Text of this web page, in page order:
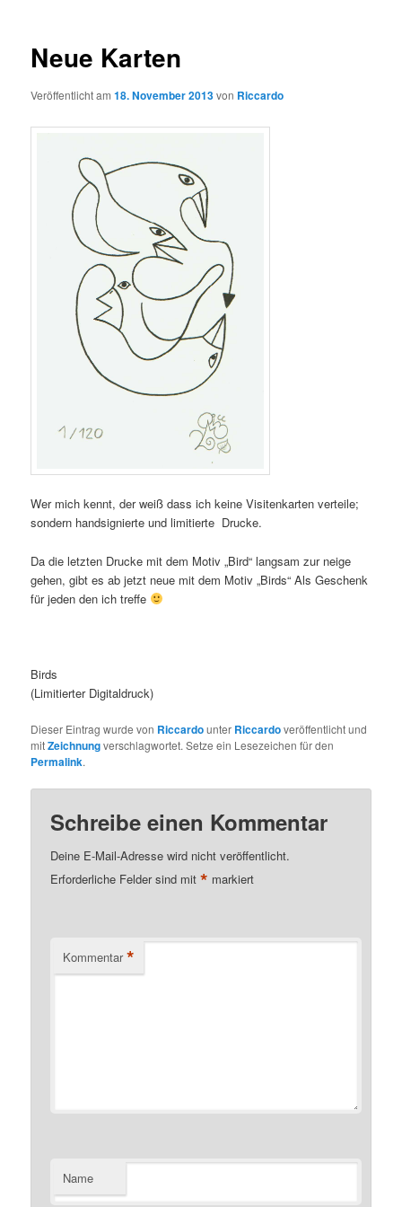
Neue Karten
Veröffentlicht am18. November 2013von Riccardo
Wer mich kennt, der weiß dass ich keine Visitenkarten verteile;
sondern handsignierte und limitierte Drucke.
Da die letzten Drucke mit dem Motiv „Bird“ langsam zur neige
gehen, gibt es ab jetzt neue mit dem Motiv „Birds“ Als Geschenk
für jeden den ich treffe
Birds
(Limitierter Digitaldruck)
Dieser Eintrag wurde von Riccardounter Riccardoveröffentlicht und
mitZeichnungverschlagwortet. Setze ein Lesezeichen für den
Permalink.
Schreibe einen Kommentar
Deine E-Mail-Adresse wird nicht veröffentlicht.
Erforderliche Felder sind mit* markiert
Kommentar *
Name